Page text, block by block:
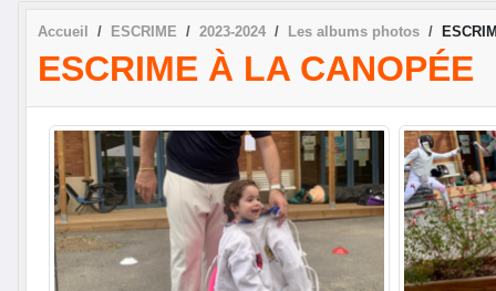
Accueil ESCRIME 2023-2024 Les albums photos
ESCRIME À LA CANOPÉE